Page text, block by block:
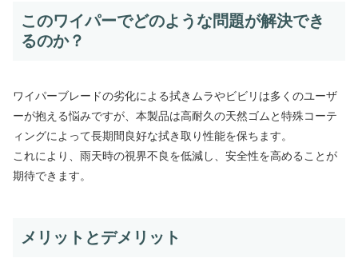
このワイパーでどのような問題が解決でき
るのか？
ワイパーブレードの劣化による拭きムラやビビリは多くのユーザ
ーが抱える悩みですが、本製品は高耐久の天然ゴムと特殊コーテ
ィングによって長期間良好な拭き取り性能を保ちます。
これにより、雨天時の視界不良を低減し、安全性を高めることが
期待できます。
メリットとデメリット